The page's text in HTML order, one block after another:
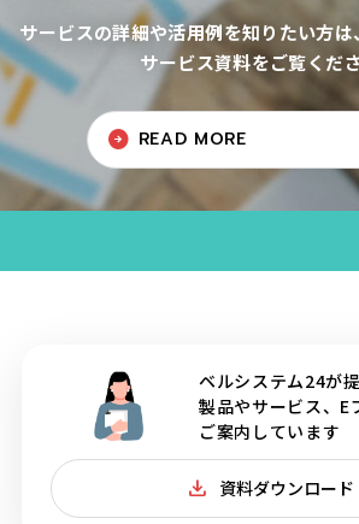
サービスの詳細や活用例を知りたい方は
サービス資料をご覧くださ
READ MORE
ベルシステム24が
製品やサービス、E
ご案内しています
資料ダウンロード